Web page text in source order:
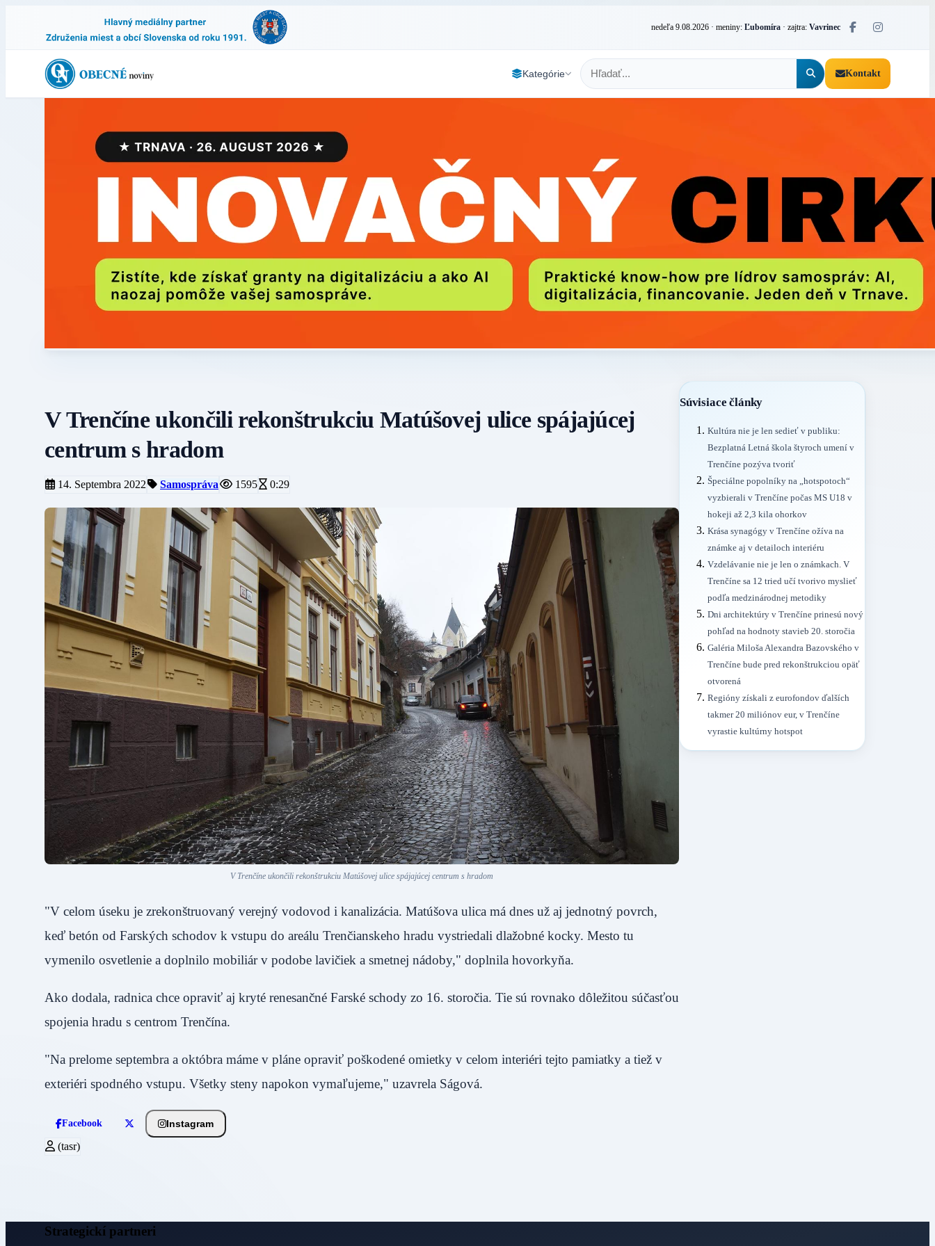
nedeľa 9.08.2026 · meniny: Ľubomíra · zajtra: Vavrinec
Kategórie Kontakt
V Trenčíne ukončili rekonštrukciu Matúšovej ulice spájajúcej
centrum s hradom
14. Septembra 2022 Samospráva 1595 0:29
V Trenčíne ukončili rekonštrukciu Matúšovej ulice spájajúcej centrum s hradom
"V celom úseku je zrekonštruovaný verejný vodovod i kanalizácia. Matúšova ulica má dnes už aj jednotný povrch,
keď betón od Farských schodov k vstupu do areálu Trenčianskeho hradu vystriedali dlažobné kocky. Mesto tu
vymenilo osvetlenie a doplnilo mobiliár v podobe lavičiek a smetnej nádoby," doplnila hovorkyňa.
Ako dodala, radnica chce opraviť aj kryté renesančné Farské schody zo 16. storočia. Tie sú rovnako dôležitou súčasťou
spojenia hradu s centrom Trenčína.
"Na prelome septembra a októbra máme v pláne opraviť poškodené omietky v celom interiéri tejto pamiatky a tiež v
exteriéri spodného vstupu. Všetky steny napokon vymaľujeme," uzavrela Ságová.
Facebook Instagram
(tasr)
Súvisiace články
Kultúra nie je len sedieť v publiku:
Bezplatná Letná škola štyroch umení v
Trenčíne pozýva tvoriť
Špeciálne popolníky na „hotspotoch“
vyzbierali v Trenčíne počas MS U18 v
hokeji až 2,3 kila ohorkov
Krása synagógy v Trenčíne ožíva na
známke aj v detailoch interiéru
Vzdelávanie nie je len o známkach. V
Trenčíne sa 12 tried učí tvorivo myslieť
podľa medzinárodnej metodiky
Dni architektúry v Trenčíne prinesú nový
pohľad na hodnoty stavieb 20. storočia
Galéria Miloša Alexandra Bazovského v
Trenčíne bude pred rekonštrukciou opäť
otvorená
Regióny získali z eurofondov ďalších
takmer 20 miliónov eur, v Trenčíne
vyrastie kultúrny hotspot
Strategickí partneri